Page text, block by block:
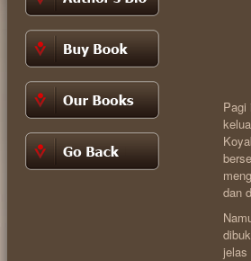
Pagi
dan
jelas